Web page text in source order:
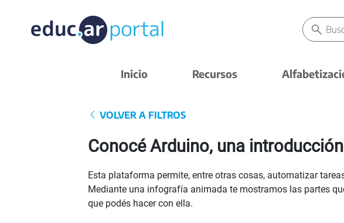
Inicio Recursos
VOLVER A FILTROS
Conocé Arduino, una
Esta plataforma permite, entre otras cosas, automatizar
Mediante una infografía animada te mostramos las partes
que podés hacer con ella.